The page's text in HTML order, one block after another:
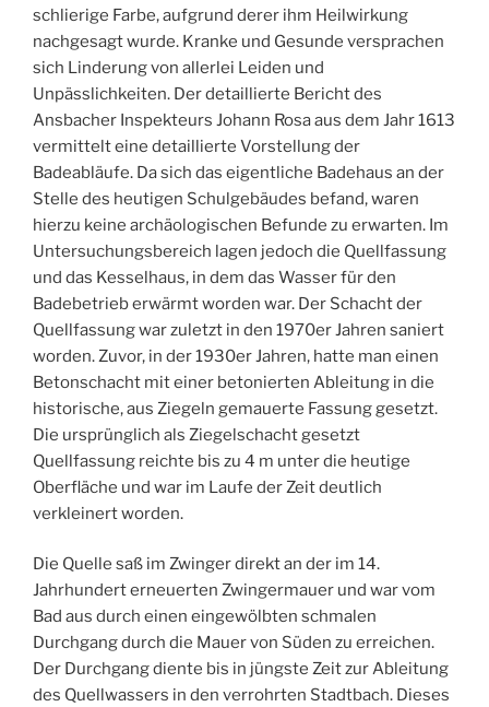
schlierige Farbe, aufgrund derer ihm Heilwirkung
nachgesagt wurde. Kranke und Gesunde versprachen
sich Linderung von allerlei Leiden und
Unpässlichkeiten. Der detaillierte Bericht des
Ansbacher Inspekteurs Johann Rosa aus dem Jahr 1613
vermittelt eine detaillierte Vorstellung der
Badeabläufe. Da sich das eigentliche Badehaus an der
Stelle des heutigen Schulgebäudes befand, waren
hierzu keine archäologischen Befunde zu erwarten. Im
Untersuchungsbereich lagen jedoch die Quellfassung
und das Kesselhaus, in dem das Wasser für den
Badebetrieb erwärmt worden war. Der Schacht der
Quellfassung war zuletzt in den 1970er Jahren saniert
worden. Zuvor, in der 1930er Jahren, hatte man einen
Betonschacht mit einer betonierten Ableitung in die
historische, aus Ziegeln gemauerte Fassung gesetzt.
Die ursprünglich als Ziegelschacht gesetzt
Quellfassung reichte bis zu 4 m unter die heutige
Oberfläche und war im Laufe der Zeit deutlich
verkleinert worden.
Die Quelle saß im Zwinger direkt an der im 14.
Jahrhundert erneuerten Zwingermauer und war vom
Bad aus durch einen eingewölbten schmalen
Durchgang durch die Mauer von Süden zu erreichen.
Der Durchgang diente bis in jüngste Zeit zur Ableitung
des Quellwassers in den verrohrten Stadtbach. Dieses